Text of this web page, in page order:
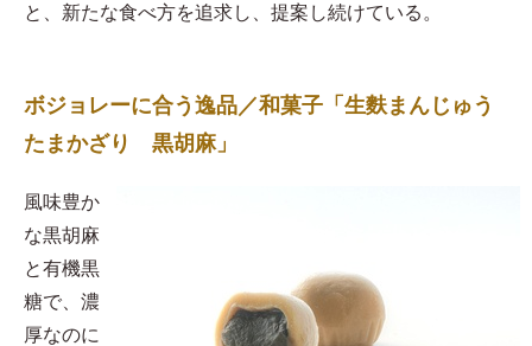
と、新たな食べ方を追求し、提案し続けている。
ボジョレーに合う逸品／和菓子「生麩まんじゅう
たまかざり 黒胡麻」
風味豊か
な黒胡麻
と有機黒
糖で、濃
厚なのに